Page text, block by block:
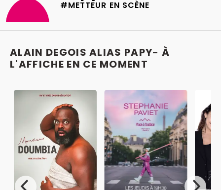
#METTEUR EN SCÈNE
ALAIN DEGOIS ALIAS PAPY- À
L'AFFICHE EN CE MOMENT